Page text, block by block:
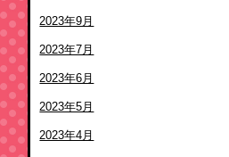
2023年9月
2023年7月
2023年6月
2023年5月
2023年4月